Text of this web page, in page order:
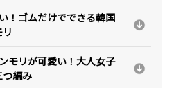
！ゴムだけでできる韓国
モリが可愛い！大人女子
つ編み